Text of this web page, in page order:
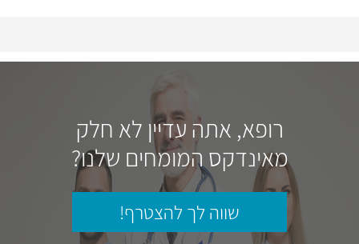
רופא, אתה עדיין לא חלק
מאינדקס המומחים שלנו?
שווה לך להצטרף!